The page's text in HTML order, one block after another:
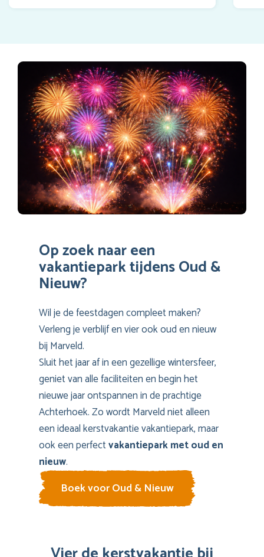
Op zoek naar een
vakantiepark tijdens Oud &
Nieuw?
Wil je de feestdagen compleet maken?
Verleng je verblijf en vier ook oud en nieuw
bij Marveld.
Sluit het jaar af in een gezellige wintersfeer,
geniet van alle faciliteiten en begin het
nieuwe jaar ontspannen in de prachtige
Achterhoek. Zo wordt Marveld niet alleen
een ideaal kerstvakantie vakantiepark, maar
ook een perfectvakantiepark met oud en
nieuw.
Boek voor Oud & Nieuw